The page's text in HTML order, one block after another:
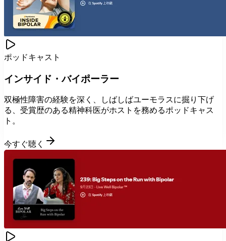
ポッドキャスト
インサイド・バイポーラー
双極性障害の経験を深く、しばしばユーモラスに掘り下げ
る、受賞歴のある精神科医がホストを務めるポッドキャス
ト。
今すぐ聴く